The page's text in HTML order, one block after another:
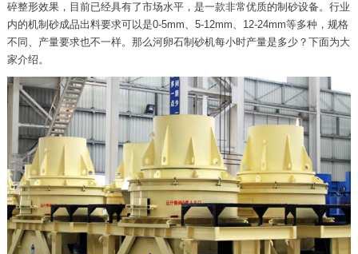
碎整形效果，目前已经具有了市场水平，是一款非常优质的制砂设备。行业
内的机制砂成品出料要求可以是0-5mm、5-12mm、12-24mm等多种，规格
不同、产量要求也不一样。那么河卵石制砂机每小时产量是多少？下面为大
家介绍。